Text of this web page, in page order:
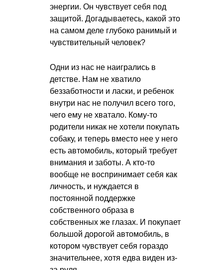
энергии. Он чувствует себя под
защитой. Догадываетесь, какой это
на самом деле глубоко ранимый и
чувствительный человек?
Одни из нас не наигрались в
детстве. Нам не хватило
беззаботности и ласки, и ребенок
внутри нас не получил всего того,
чего ему не хватало. Кому-то
родители никак не хотели покупать
собаку, и теперь вместо нее у него
есть автомобиль, который требует
внимания и заботы. А кто-то
вообще не воспринимает себя как
личность, и нуждается в
постоянной поддержке
собственного образа в
собственных же глазах. И покупает
большой дорогой автомобиль, в
котором чувствует себя гораздо
значительнее, хотя едва виден из-